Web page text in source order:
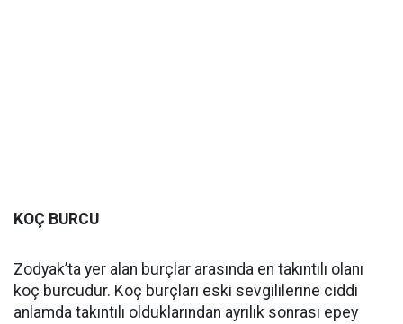
KOÇ BURCU
Zodyak’ta yer alan burçlar arasında en takıntılı olanı
koç burcudur. Koç burçları eski sevgililerine ciddi
anlamda takıntılı olduklarından ayrılık sonrası epey